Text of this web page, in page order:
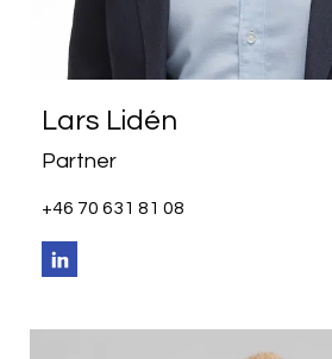
Lars Lidén
Partner
+46 70 631 81 08